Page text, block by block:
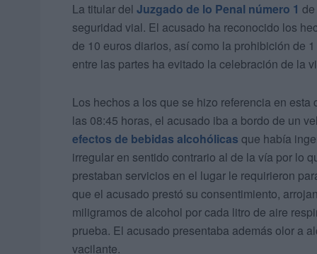
La titular del Juzgado de lo Penal número 1
seguridad vial. El acusado ha reconocido los
de 10 euros diarios, así como la prohibición de
entre las partes ha evitado la celebración de la
Los hechos a los que se hizo referencia en
las 08:45 horas, el acusado iba a bordo de un
efectos de bebidas alcohólicas que había
irregular en sentido contrario al de la vía por lo
prestaban servicios en el lugar le requirieron
que el acusado prestó su consentimiento,
miligramos de alcohol por cada litro de aire
prueba. El acusado presentaba además olor a
vacilante.